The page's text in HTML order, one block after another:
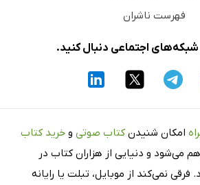
فهرست ناشران
شبکه‌های اجتماعی دنبال کنید.
امکان شنیدن کتاب صوتی و خرید کتاب
می‌شود و دنیایی از هزاران کتاب در
فرقی نمی‌کند از موبایل، تبلت یا رایانه